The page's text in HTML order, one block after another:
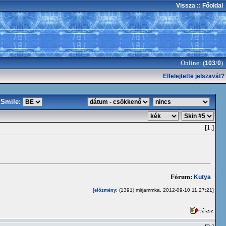
Vissza :: Főoldal
Online: (103/0)
Elfelejtette jelszavát?
Smile:
[1.]
Fórum: Kutya
[előzmény: (1391) mirjammka, 2012-09-10 11:27:21]